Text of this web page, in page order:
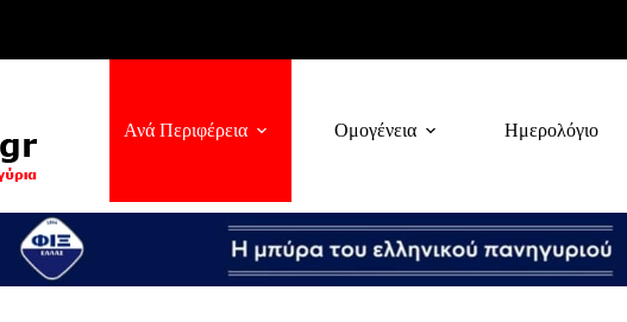
Ανά Περιφέρεια Ομογένεια Ημερολόγιο